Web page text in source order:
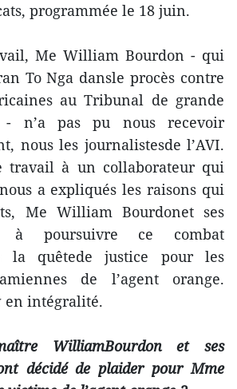
programmée le 18 juin.
Me William Bourdon - qui
To Nga dansle procès contre
au Tribunal de grande
- n’a pas pu nous recevoir
nous les journalistesde l’AVI.
travail à un collaborateur qui
a expliqués les raisons qui
Me William Bourdonet ses
à poursuivre ce combat
la quêtede justice pour les
de l’agent orange.
en intégralité.
WilliamBourdon et ses
décidé de plaider pour Mme